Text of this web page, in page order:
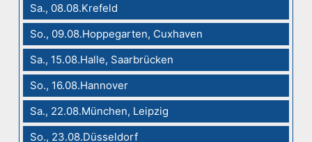
Sa., 08.08.Krefeld
So., 09.08.Hoppegarten, Cuxhaven
Sa., 15.08.Halle, Saarbrücken
So., 16.08.Hannover
Sa., 22.08.München, Leipzig
So., 23.08.Düsseldorf